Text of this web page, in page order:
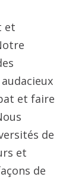
et
et faire
de
et
de